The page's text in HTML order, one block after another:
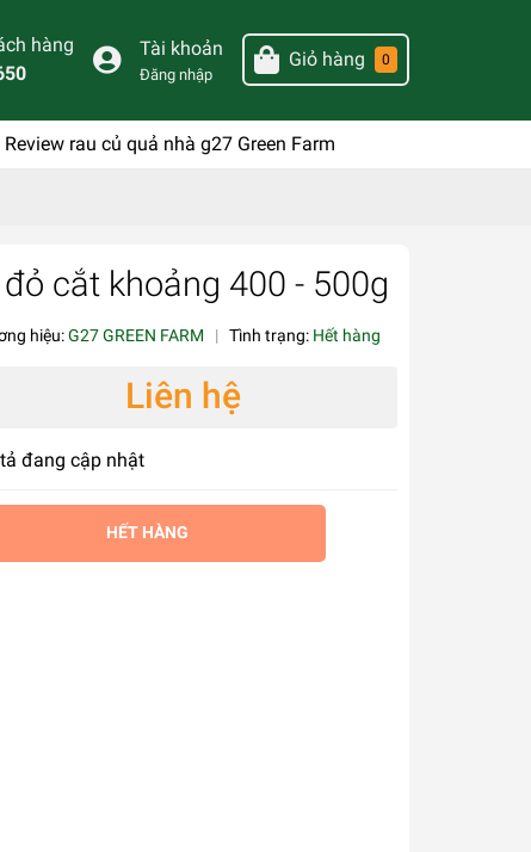
hàng
Tài khoản
Đăng nhập
Giỏ hàng 0
Review rau củ quả nhà g27 Green Farm
đỏ cắt khoảng 400 - 500g
hiệu:G27 GREEN FARM | Tình trạng: Hết hàng
Liên hệ
đang cập nhật
HẾT HÀNG